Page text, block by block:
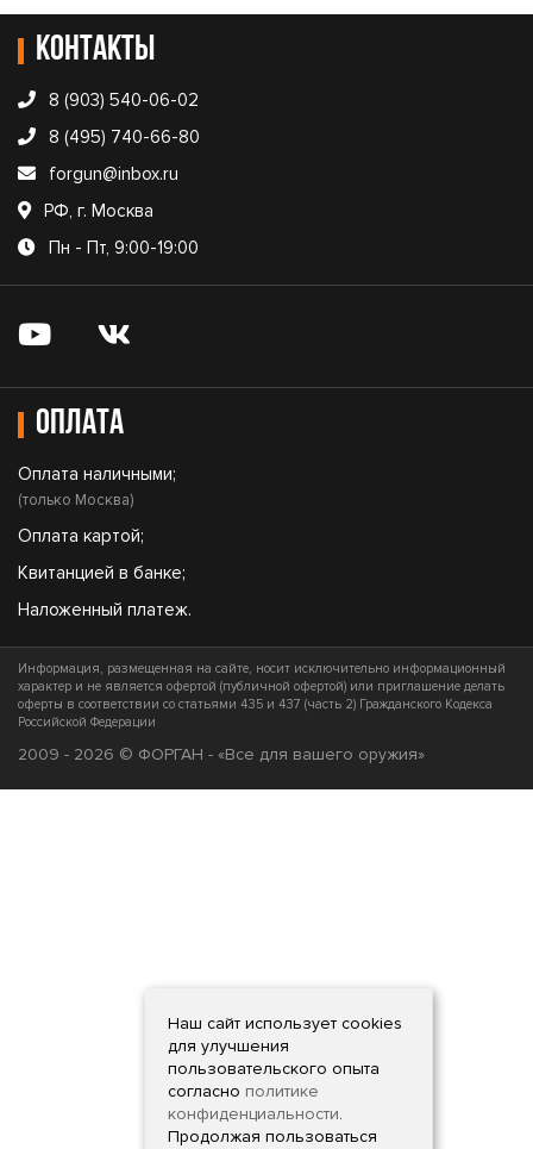
Контакты
8 (903) 540-06-02
8 (495) 740-66-80
forgun@inbox.ru
РФ, г. Москва
Пн - Пт, 9:00-19:00
Оплата
Оплата наличными;
(только Москва)
Оплата картой;
Квитанцией в банке;
Наложенный платеж.
Информация, размещенная на сайте, носит исключительно информационный
характер и не является офертой (публичной офертой) или приглашение делать
оферты в соответствии со статьями 435 и 437 (часть 2) Гражданского Кодекса
Российской Федерации
2009 - 2026 © ФОРГАН - «Все для вашего оружия»
Наш сайт использует cookies
для улучшения
пользовательского опыта
согласно политике
конфиденциальности.
Продолжая пользоваться